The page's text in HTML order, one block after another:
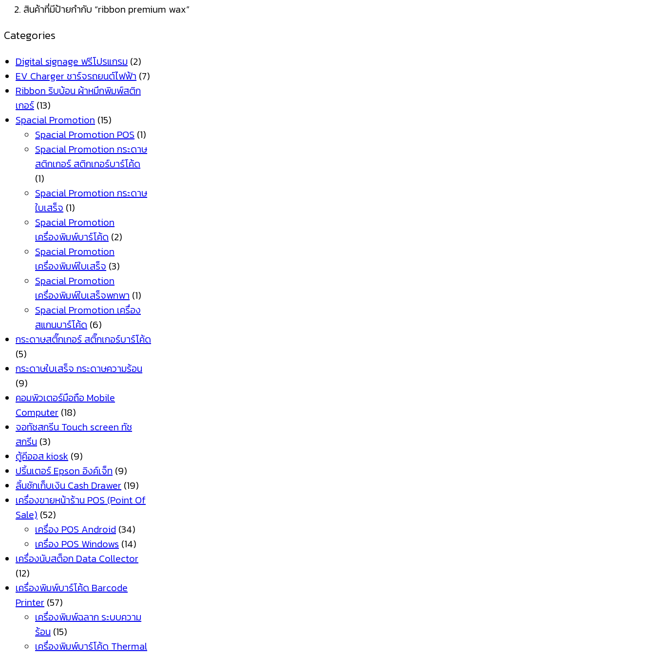
สินค้าที่มีป้ายกำกับ “ribbon premium wax”
Categories
Digital signage ฟรีโปรแกรม (2)
EV Charger ชาร์จรถยนต์ไฟฟ้า (7)
Ribbon ริบบ้อน ผ้าหมึกพิมพ์สติก
เกอร์ (13)
Spacial Promotion (15)
Spacial Promotion POS (1)
Spacial Promotion กระดาษ
สติกเกอร์ สติกเกอร์บาร์โค้ด
(1)
Spacial Promotion กระดาษ
ใบเสร็จ (1)
Spacial Promotion
เครื่องพิมพ์บาร์โค้ด (2)
Spacial Promotion
เครื่องพิมพ์ใบเสร็จ (3)
Spacial Promotion
เครื่องพิมพ์ใบเสร็จพกพา (1)
Spacial Promotion เครื่อง
สแกนบาร์โค้ด (6)
กระดาษสติ๊กเกอร์ สติ๊กเกอร์บาร์โค้ด
(5)
กระดาษใบเสร็จ กระดาษความร้อน
(9)
คอมพิวเตอร์มือถือ Mobile
Computer (18)
จอทัชสกรีน Touch screen ทัช
สกรีน (3)
ตู้คีออส kiosk (9)
ปริ้นเตอร์ Epson อิงค์เจ็ท (9)
ลิ้นชักเก็บเงิน Cash Drawer (19)
เครื่องขายหน้าร้าน POS (Point Of
Sale) (52)
เครื่อง POS Android (34)
เครื่อง POS Windows (14)
เครื่องนับสต็อก Data Collector
(12)
เครื่องพิมพ์บาร์โค้ด Barcode
Printer (57)
เครื่องพิมพ์ฉลาก ระบบความ
ร้อน (15)
เครื่องพิมพ์บาร์โค้ด Thermal